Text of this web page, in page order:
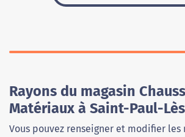
Rayons du magasin
Matériaux à Saint-Paul-
Vous pouvez renseigner et modifier les